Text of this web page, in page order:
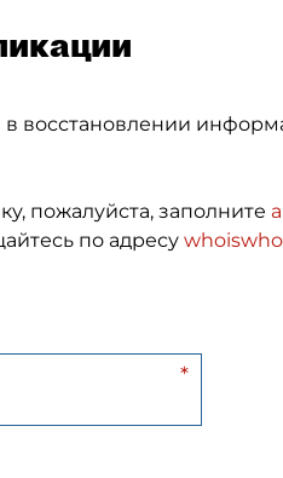
восстановлении
пожалуйста, заполните
по адресу